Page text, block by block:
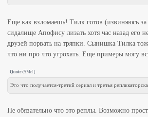
Еще как взломаешь! Тилк готов (извиняюсь за
сидалище Апофису лизать хотя час назад его
друзей порвать на тряпки. Сынишка Тилка
что ни про что угрохать. Еще примеры могу
Quote (SMel)
Это что получается-третий сериал и третья
Не обязательно что это реплы. Возможно